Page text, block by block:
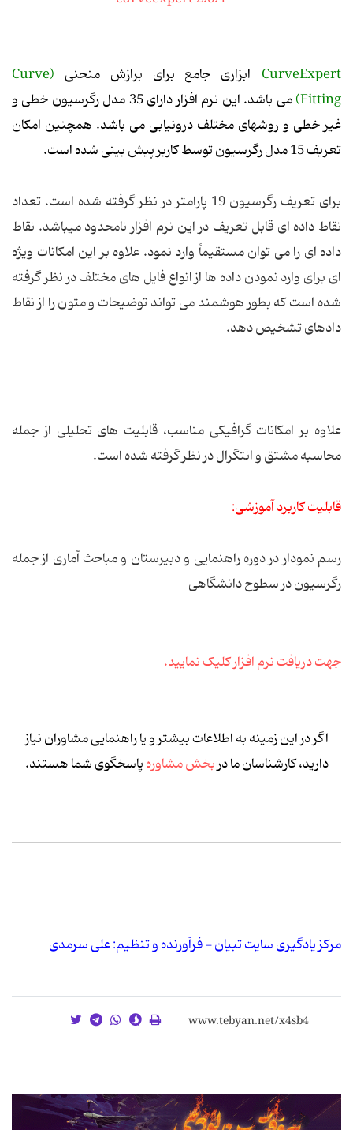
CurveExpert ابزاری جامع برای برازش منحنی
(Curve
Fitting)
می باشد. این نرم افزار دارای 35 مدل رگرسیون خطی و
غیر خطی و روشهای مختلف درونیابی می باشد. همچنین امکان
تعریف 15 مدل رگرسیون توسط کاربر پیش بینی شده است.
برای تعریف رگرسیون 19 پارامتر در نظر گرفته شده است. تعداد
نقاط داده ای قابل تعریف در این نرم افزار نامحدود می‏باشد. نقاط
داده ای را می توان مستقیماً وارد نمود. علاوه بر این امکانات ویژه
ای برای وارد نمودن داده ها از انواع فایل های مختلف در نظر گرفته
شده است که بطور هوشمند می تواند توضیحات و متون را از نقاط
داده‏ای تشخیص دهد.
علاوه بر امکانات گرافیکی مناسب، قابلیت های تحلیلی از جمله
محاسبه مشتق و انتگرال در نظر گرفته شده است.
قابلیت کاربرد آموزشی:
رسم نمودار در دوره راهنمایی و دبیرستان و مباحث آماری از جمله
رگرسیون در سطوح دانشگاهی
جهت دریافت نرم افزار کلیک نمایید.
اگر در این زمینه به اطلاعات بیشتر و یا راهنمایی مشاوران نیاز
دارید، کارشناسان ما دربخش مشاورهپاسخگوی شما هستند.
مرکز یادگیری سایت تبیان - فرآورنده و تنظیم: علی سرمدی